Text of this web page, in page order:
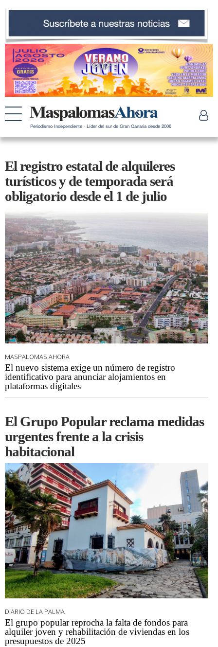
Periodismo Independiente · Líder del sur de Gran Canaria desde 2006
El registro estatal de alquileres
turísticos y de temporada será
obligatorio desde el 1 de julio
MASPALOMAS AHORA
El nuevo sistema exige un número de registro
identificativo para anunciar alojamientos en
plataformas digitales
El Grupo Popular reclama medidas
urgentes frente a la crisis
habitacional
DIARIO DE LA PALMA
El grupo popular reprocha la falta de fondos para
alquiler joven y rehabilitación de viviendas en los
presupuestos de 2025